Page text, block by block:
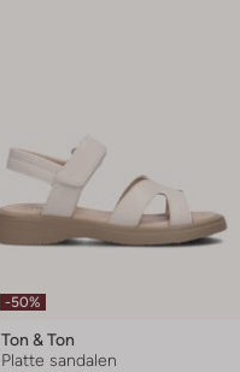
-50%
Ton & Ton
Platte sandalen